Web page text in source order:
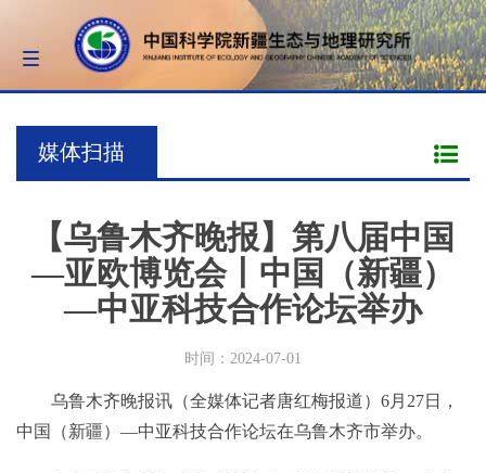
Toggle
navigation
媒体扫描
【乌鲁木齐晚报】第八届中国
—亚欧博览会丨中国（新疆）
—中亚科技合作论坛举办
时间：2024-07-01
乌鲁木齐晚报讯（全媒体记者唐红梅报道）6月27日，
中国（新疆）—中亚科技合作论坛在乌鲁木齐市举办。